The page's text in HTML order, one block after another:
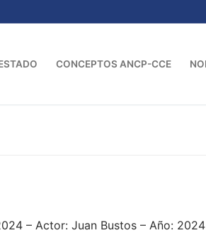
CONCEPTOS ANCP-CCE
– Actor: Juan Bustos – Año: